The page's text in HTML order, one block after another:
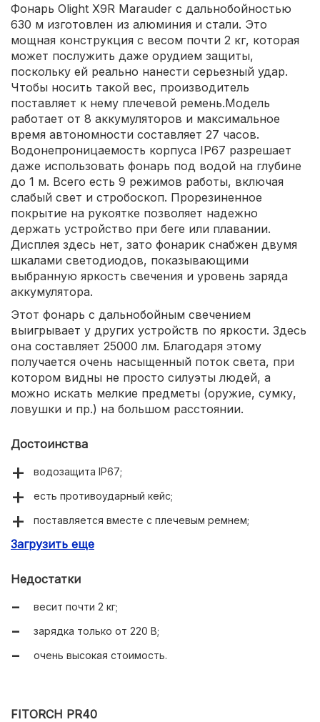
Фонарь Olight X9R Marauder с дальнобойностью
630 м изготовлен из алюминия и стали. Это
мощная конструкция с весом почти 2 кг, которая
может послужить даже орудием защиты,
поскольку ей реально нанести серьезный удар.
Чтобы носить такой вес, производитель
поставляет к нему плечевой ремень.Модель
работает от 8 аккумуляторов и максимальное
время автономности составляет 27 часов.
Водонепроницаемость корпуса IP67 разрешает
даже использовать фонарь под водой на глубине
до 1 м. Всего есть 9 режимов работы, включая
слабый свет и стробоскоп. Прорезиненное
покрытие на рукоятке позволяет надежно
держать устройство при беге или плавании.
Дисплея здесь нет, зато фонарик снабжен двумя
шкалами светодиодов, показывающими
выбранную яркость свечения и уровень заряда
аккумулятора.
Этот фонарь с дальнобойным свечением
выигрывает у других устройств по яркости. Здесь
она составляет 25000 лм. Благодаря этому
получается очень насыщенный поток света, при
котором видны не просто силуэты людей, а
можно искать мелкие предметы (оружие, сумку,
ловушки и пр.) на большом расстоянии.
Достоинства
водозащита IP67;
есть противоударный кейс;
поставляется вместе с плечевым ремнем;
9 режимов работы.
Загрузить еще
Недостатки
весит почти 2 кг;
зарядка только от 220 В;
очень высокая стоимость.
FITORCH PR40